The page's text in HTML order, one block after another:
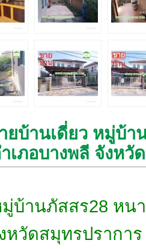
ยบ้านเดี่ยว หมู่บ้า
เภอบางพลี จังหวั
บ้านภัสสร28 หน
หวัดสมุทรปราการ